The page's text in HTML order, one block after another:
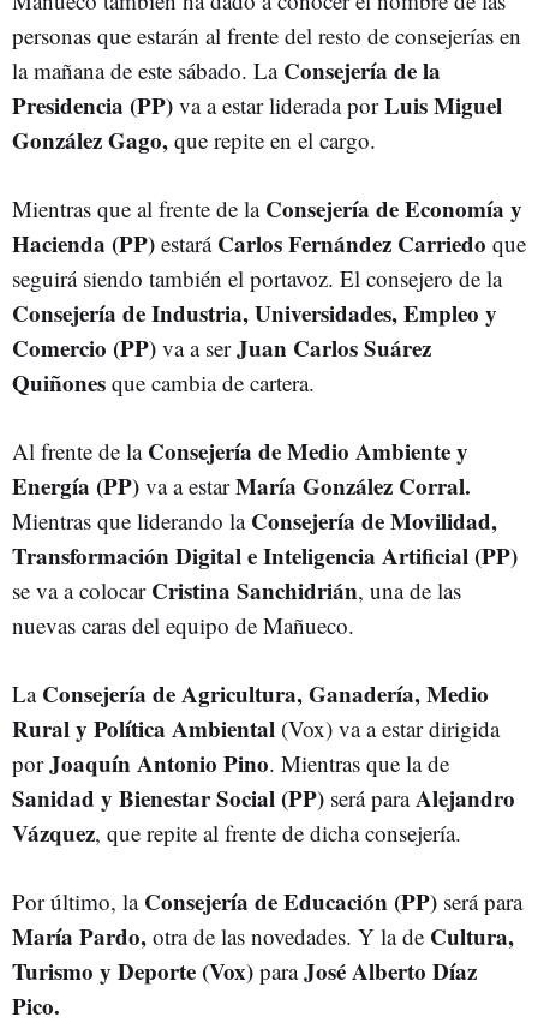
personas que estarán al frente del resto de consejerías en
la mañana de este sábado. La Consejería de la
Presidencia (PP) va a estar liderada porLuis Miguel
González Gago, que repite en el cargo.
Mientras que al frente de la Consejería de Economía y
Hacienda (PP) estará Carlos Fernández Carriedo que
seguirá siendo también el portavoz. El consejero de la
Consejería de Industria, Universidades, Empleo y
Comercio (PP) va a serJuan Carlos Suárez
Quiñones que cambia de cartera.
Al frente de la Consejería de Medio Ambiente y
Energía (PP) va a estarMaría González Corral.
Mientras que liderando la Consejería de Movilidad,
Transformación Digital e Inteligencia Artificial (PP)
se va a colocar Cristina Sanchidrián, una de las
nuevas caras del equipo de Mañueco.
La Consejería de Agricultura, Ganadería, Medio
Rural y Política Ambiental (Vox) va a estar dirigida
porJoaquín Antonio Pino. Mientras que la de
Sanidad y Bienestar Social (PP) será paraAlejandro
Vázquez, que repite al frente de dicha consejería.
Por último, la Consejería de Educación (PP) será para
María Pardo, otra de las novedades. Y la de Cultura,
Turismo y Deporte (Vox) paraJosé Alberto Díaz
Pico.